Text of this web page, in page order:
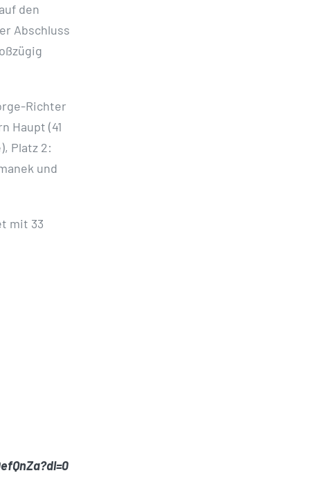
den
Abschluss
Richter
Haupt (41
Platz 2:
und
mit 33